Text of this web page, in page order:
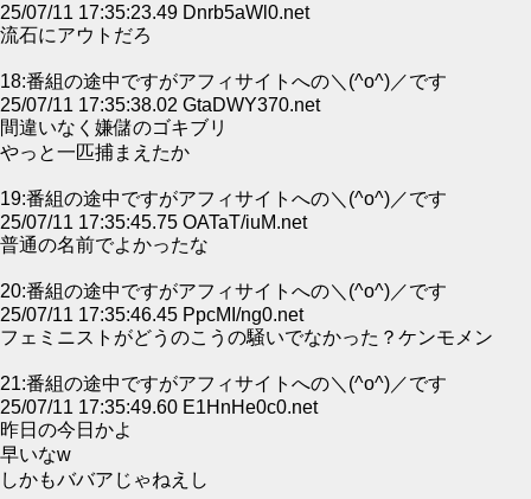
25/07/11 17:35:23.49 Dnrb5aWl0.net
流石にアウトだろ
18:番組の途中ですがアフィサイトへの＼(^o^)／です
25/07/11 17:35:38.02 GtaDWY370.net
間違いなく嫌儲のゴキブリ
やっと一匹捕まえたか
19:番組の途中ですがアフィサイトへの＼(^o^)／です
25/07/11 17:35:45.75 OATaT/iuM.net
普通の名前でよかったな
20:番組の途中ですがアフィサイトへの＼(^o^)／です
25/07/11 17:35:46.45 PpcMI/ng0.net
フェミニストがどうのこうの騒いでなかった？ケンモメン
21:番組の途中ですがアフィサイトへの＼(^o^)／です
25/07/11 17:35:49.60 E1HnHe0c0.net
昨日の今日かよ
早いなw
しかもババアじゃねえし